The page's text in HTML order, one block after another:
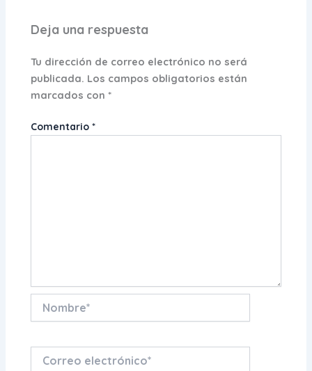
Deja una respuesta
Tu dirección de correo electrónico no será
publicada. Los campos obligatorios están
marcados con*
Comentario*
electrónico*